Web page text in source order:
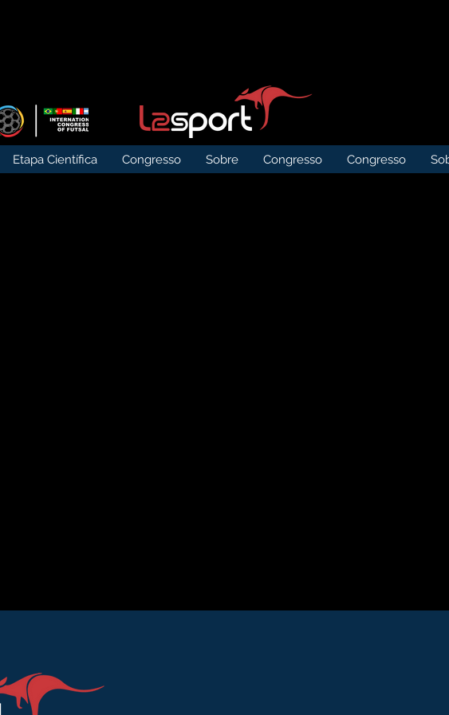
Etapa Científica Congresso Sobre Congresso Congresso